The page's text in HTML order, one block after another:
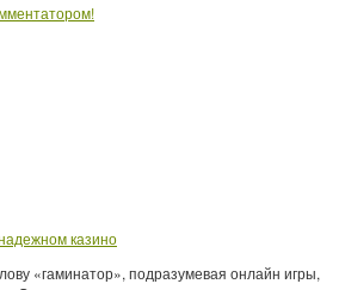
«гаминатор», подразумевая онлайн игры,